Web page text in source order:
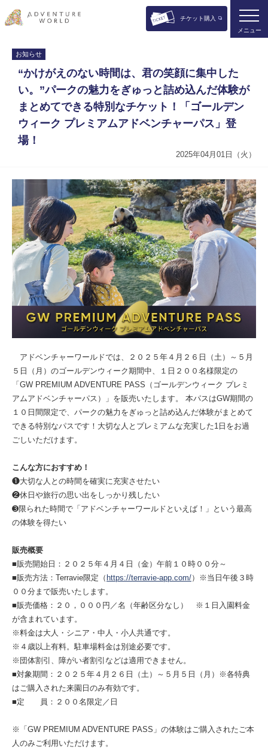
チケット購入
メニュー
お知らせ
“かけがえのない時間は、君の笑顔に集中した
い。”パークの魅力をぎゅっと詰め込んだ体験が
まとめてできる特別なチケット！「ゴールデン
ウィーク プレミアムアドベンチャーパス」登
場！
2025年04月01日（火）
アドベンチャーワールドでは、２０２５年４月２６日（土）～５月
５日（月）のゴールデンウィーク期間中、１日２００名様限定の
「GW PREMIUM ADVENTURE PASS（ゴールデンウィーク プレミ
アムアドベンチャーパス）」を販売いたします。 本パスはGW期間の
１０日間限定で、パークの魅力をぎゅっと詰め込んだ体験がまとめて
できる特別なパスです！大切な人とプレミアムな充実した1日をお過
ごしいただけます。
こんな方におすすめ！
❶大切な人との時間を確実に充実させたい
❷休日や旅行の思い出をしっかり残したい
➌限られた時間で「アドベンチャーワールドといえば！」という最高
の体験を得たい
販売概要
■販売開始日：２０２５年４月４日（金）午前１０時００分～
■販売方法：Terravie限定（ https://terravie-app.com/）※当日午後３時
００分まで販売いたします。
■販売価格：２０，０００円／名（年齢区分なし） ※１日入園料金
が含まれています。
※料金は大人・シニア・中人・小人共通です。
※４歳以上有料。駐車場料金は別途必要です。
※団体割引、障がい者割引などは適用できません。
■対象期間：２０２５年４月２６日（土）～５月５日（月）※各特典
はご購入された来園日のみ有効です。
■定 員：２００名限定／日
※「GW PREMIUM ADVENTURE PASS」の体験はご購入されたご本
人のみご利用いただけます。